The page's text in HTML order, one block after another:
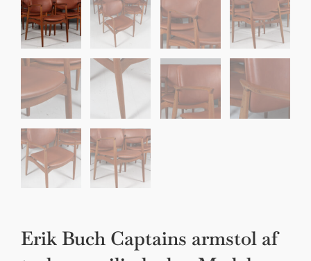
Sko til Arne Jacobsen stole
Stole
DKK 100,00
Erik Buch Captains armstol af